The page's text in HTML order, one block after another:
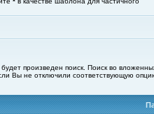
произведен поиск. Поиск во
Вы не отключили соответствующую